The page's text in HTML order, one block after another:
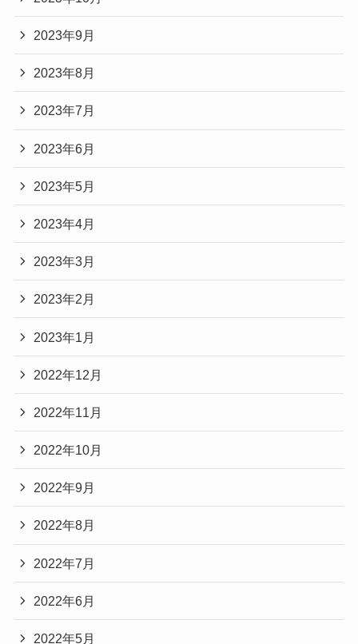
2023年9月
2023年8月
2023年7月
2023年6月
2023年5月
2023年4月
2023年3月
2023年2月
2023年1月
2022年12月
2022年11月
2022年10月
2022年9月
2022年8月
2022年7月
2022年6月
2022年5月